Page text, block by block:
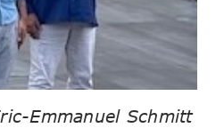
Emmanuel Schmitt